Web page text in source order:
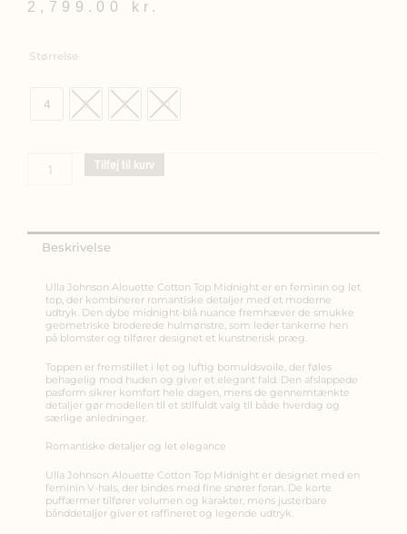
2,799.00 kr.
Størrelse
4 6 8 10
ALOUETTE
COTTON
antal
Tilføj til kurv
Beskrivelse
Ulla Johnson Alouette Cotton Top Midnight er en feminin og let
top, der kombinerer romantiske detaljer med et moderne
udtryk. Den dybe midnight-blå nuance fremhæver de smukke
geometriske broderede hulmønstre, som leder tankerne hen
på blomster og tilfører designet et kunstnerisk præg.
Toppen er fremstillet i let og luftig bomuldsvoile, der føles
behagelig mod huden og giver et elegant fald. Den afslappede
pasform sikrer komfort hele dagen, mens de gennemtænkte
detaljer gør modellen til et stilfuldt valg til både hverdag og
særlige anledninger.
Romantiske detaljer og let elegance
Ulla Johnson Alouette Cotton Top Midnight er designet med en
feminin V-hals, der bindes med fine snører foran. De korte
puffærmer tilfører volumen og karakter, mens justerbare
bånddetaljer giver et raffineret og legende udtryk.